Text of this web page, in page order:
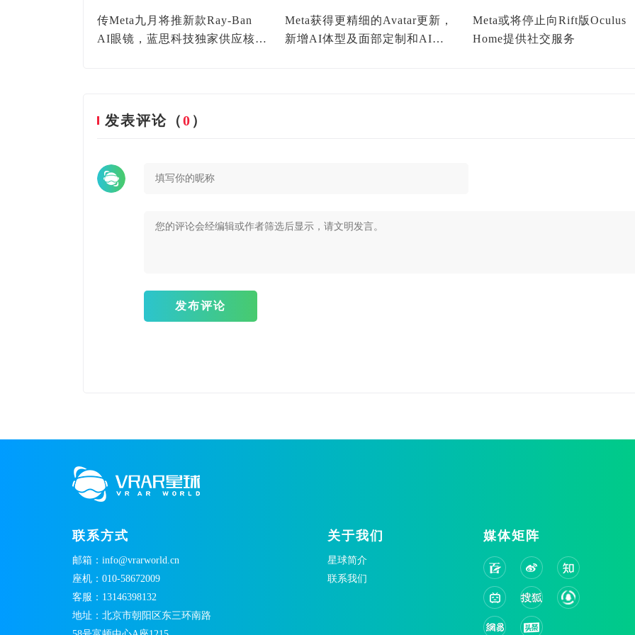
传Meta九月将推新款Ray-Ban
AI眼镜，蓝思科技独家供应核心
Meta获得更精细的Avatar更新，
新增AI体型及面部定制和AI服
Meta或将停止向Rift版Oculus
Home提供社交服务
发表评论（0 ）
发布评论
联系方式
邮箱：info@vrarworld.cn
座机：010-58672009
客服：13146398132
地址：北京市朝阳区东三环南路
关于我们
星球简介
联系我们
媒体矩阵